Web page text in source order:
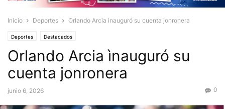
Inicio Deportes Orlando Arcia ìnauguró su cuenta jonronera
Deportes Destacados
Orlando Arcia ìnauguró su
cuenta jonronera
junio 6, 2026 0